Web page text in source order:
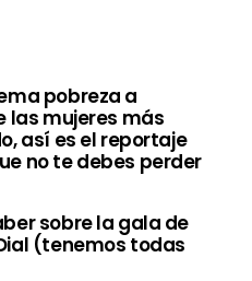
pobreza a
las mujeres más
así es el reportaje
no te debes perder
sobre la gala de
(tenemos todas